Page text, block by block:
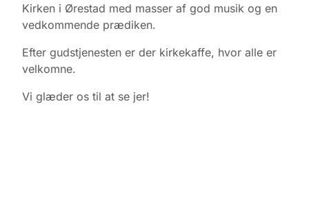
Kirken i Ørestad med masser af god musik og en
vedkommende prædiken.
Efter gudstjenesten er der kirkekaffe, hvor alle er
velkomne.
Vi glæder os til at se jer!